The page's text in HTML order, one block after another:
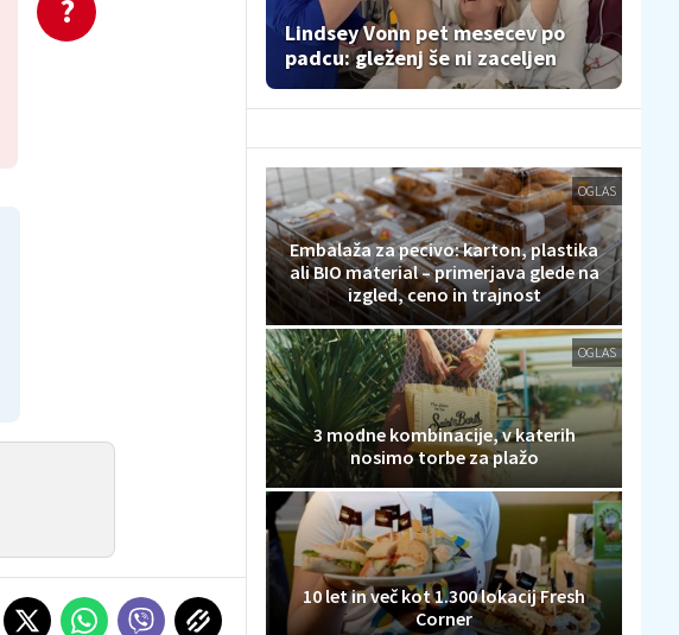
Lindsey Vonn pet mesecev po
padcu: gleženj še ni zaceljen
OGLAS
Embalaža za pecivo: karton, plastika
ali BIO material – primerjava glede na
izgled, ceno in trajnost
OGLAS
3 modne kombinacije, v katerih
nosimo torbe za plažo
10 let in več kot 1.300 lokacij Fresh
Corner